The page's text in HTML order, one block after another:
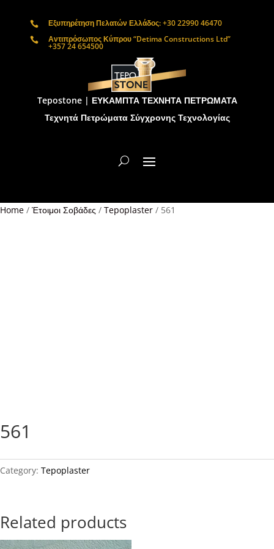
 Εξυπηρέτηση Πελατών Ελλάδος: +30 22990 46470
 Αντιπρόσωπος Κύπρου “Detima Constructions Ltd”
+357 24 654500
Tepostone | ΕΥΚΑΜΠΤΑ ΤΕΧΝΗΤΑ ΠΕΤΡΩΜΑΤΑ
Τεχνητά Πετρώματα Σύγχρονης Τεχνολογίας
Home / Έτοιμοι Σοβάδες / Tepoplaster / 561
561
Category: Tepoplaster
Related products